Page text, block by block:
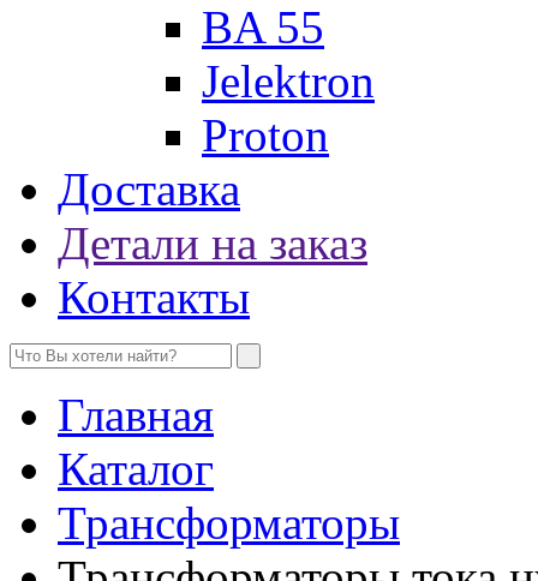
BA 55
Jelektron
Proton
Доставка
Детали на заказ
Контакты
Главная
Каталог
Трансформаторы